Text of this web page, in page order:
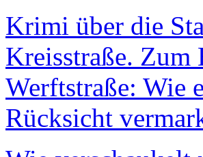
Krimi über die
Kreisstraße. Zum
Werftstraße: Wie
Rücksicht